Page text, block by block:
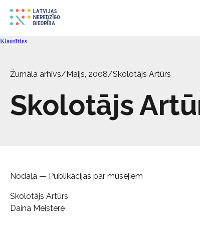
Klausīties
Žurnāla arhīvs/Maijs, 2008/Skolotājs Artūrs
Skolotājs
Nodaļa — Publikācijas par mūsējiem
Skolotājs Artūrs
Daina Meistere